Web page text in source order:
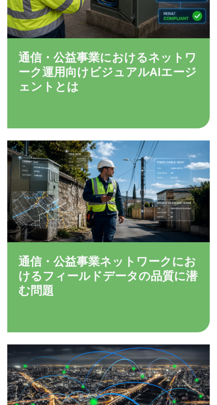
通信・公益事業におけるネットワ
ーク運用向けビジュアルAIエージ
ェントとは
通信・公益事業ネットワークにお
けるフィールドデータの品質に潜
む問題